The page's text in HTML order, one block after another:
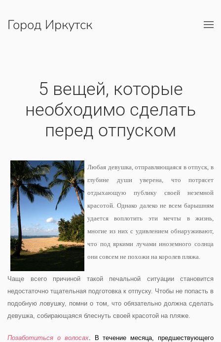
Перейти к содержимому
Город Иркутск
5 вещей, которые
необходимо сделать
перед отпуском
Любая девушка, отправляющаяся в отпуск, в
глубине души уверена, что потрясет
отдыхающую публику своей неземной
красотой. Однако далеко не всем барышням
удается воплотить эти мечты в жизнь,
многие из них с удивлением обнаруживают,
что под яркими лучами иноземного солнца
они совсем не похожи на королев пляжа.
Чаще всего причиной такой печальной ситуации становится
недостаточно тщательная подготовка к отпуску. Чтобы не попасть в
подобную ловушку, помни о том, что обязательно должна сделать
девушка, собирающаяся блеснуть своей красотой на пляже.
Позаботиться о волосах. В течение месяца, предшествующего